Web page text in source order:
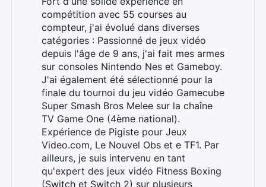
compétition avec 55 courses au
compteur, j'ai évolué dans diverses
catégories : Passionné de jeux vidéo
depuis l'âge de 9 ans, j'ai fait mes armes
sur consoles Nintendo Nes et Gameboy.
J'ai également été sélectionné pour la
finale du tournoi du jeu vidéo Gamecube
Super Smash Bros Melee sur la chaîne
TV Game One (4ème national).
Expérience de Pigiste pour Jeux
Video.com, Le Nouvel Obs et e TF1. Par
ailleurs, je suis intervenu en tant
qu'expert des jeux vidéo Fitness Boxing
(Switch et Switch 2) sur plusieurs